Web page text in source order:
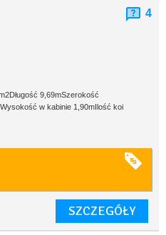
4
9,69mSzerokość
w kabinie 1,90mIlość koi
SZCZEGÓŁY